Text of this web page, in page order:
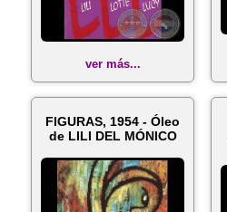
ver más...
FIGURAS, 1954 - Óleo
de LILI DEL MÓNICO